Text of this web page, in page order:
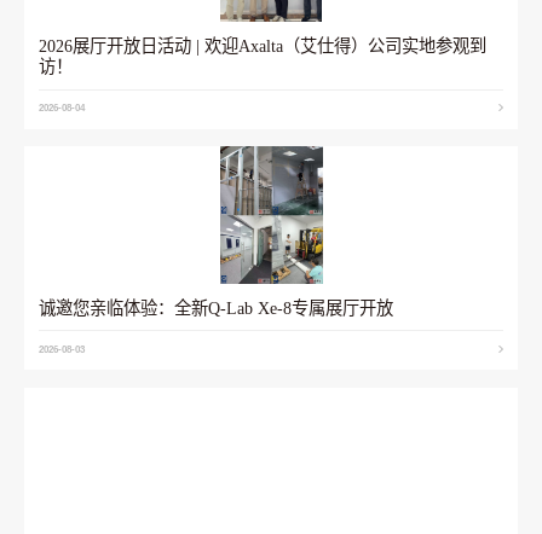
2026展厅开放日活动 | 欢迎Axalta（艾仕得）公司实地参观到
访！
2026-08-04
诚邀您亲临体验：全新Q-Lab Xe-8专属展厅开放
2026-08-03